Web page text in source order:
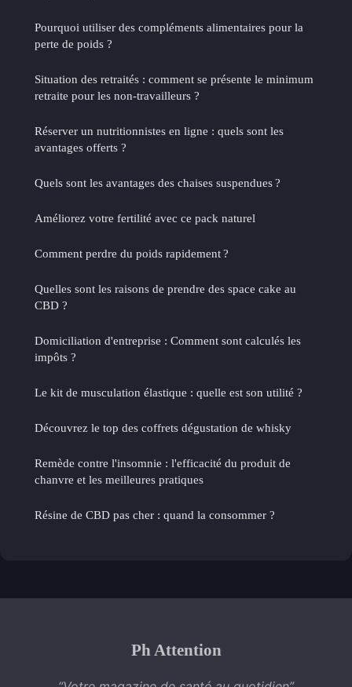
Pourquoi utiliser des compléments alimentaires pour la
perte de poids ?
Situation des retraités : comment se présente le minimum
retraite pour les non-travailleurs ?
Réserver un nutritionnistes en ligne : quels sont les
avantages offerts ?
Quels sont les avantages des chaises suspendues ?
Améliorez votre fertilité avec ce pack naturel
Comment perdre du poids rapidement ?
Quelles sont les raisons de prendre des space cake au
CBD ?
Domiciliation d'entreprise : Comment sont calculés les
impôts ?
Le kit de musculation élastique : quelle est son utilité ?
Découvrez le top des coffrets dégustation de whisky
Remède contre l'insomnie : l'efficacité du produit de
chanvre et les meilleures pratiques
Résine de CBD pas cher : quand la consommer ?
Ph Attention